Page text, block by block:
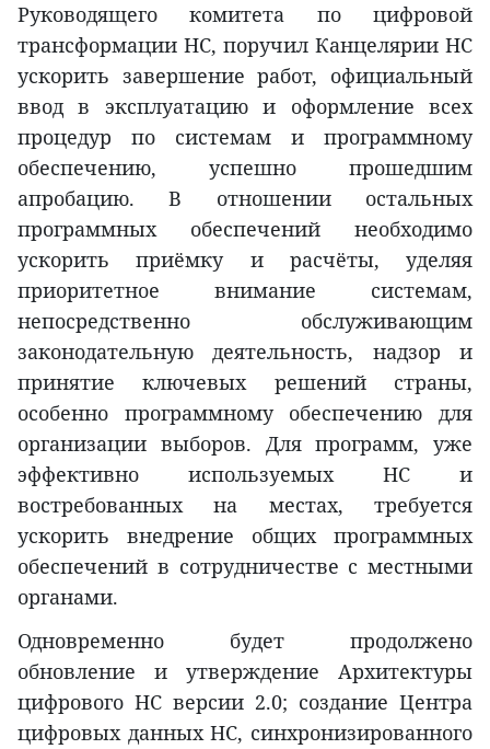
Руководящего комитета по цифровой
трансформации НС, поручил Канцелярии НС
ускорить завершение работ, официальный
ввод в эксплуатацию и оформление всех
процедур по системам и программному
обеспечению, успешно прошедшим
апробацию. В отношении остальных
программных обеспечений необходимо
ускорить приёмку и расчёты, уделяя
приоритетное внимание системам,
непосредственно обслуживающим
законодательную деятельность, надзор и
принятие ключевых решений страны,
особенно программному обеспечению для
организации выборов. Для программ, уже
эффективно используемых НС и
востребованных на местах, требуется
ускорить внедрение общих программных
обеспечений в сотрудничестве с местными
органами.
Одновременно будет продолжено
обновление и утверждение Архитектуры
цифрового НС версии 2.0; создание Центра
цифровых данных НС, синхронизированного